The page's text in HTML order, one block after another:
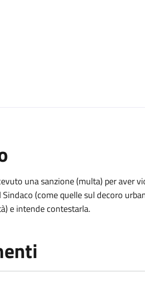
una sanzione (multa) per aver
(come quelle sul decoro
e intende contestarla.